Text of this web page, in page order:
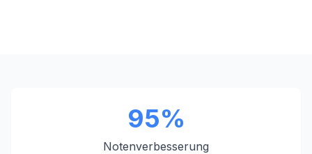
95%
Notenverbesserung